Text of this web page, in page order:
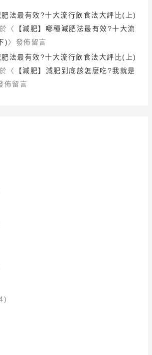
肥法最有效?十大流行飲食法大評比(上)
〈
【減肥】哪種減肥法最有效?十大流
)〉發佈留言
肥法最有效?十大流行飲食法大評比(上)
〈
【減肥】減肥到底該怎麼吃?我就是
佈留言